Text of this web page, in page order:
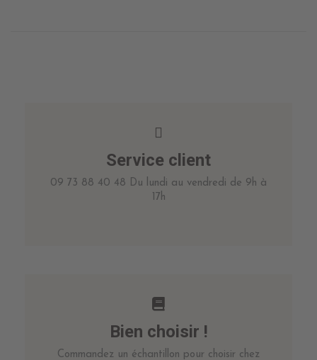
Service client
09 73 88 40 48 Du lundi au vendredi de 9h à
17h
Bien choisir !
Commandez un échantillon pour choisir chez